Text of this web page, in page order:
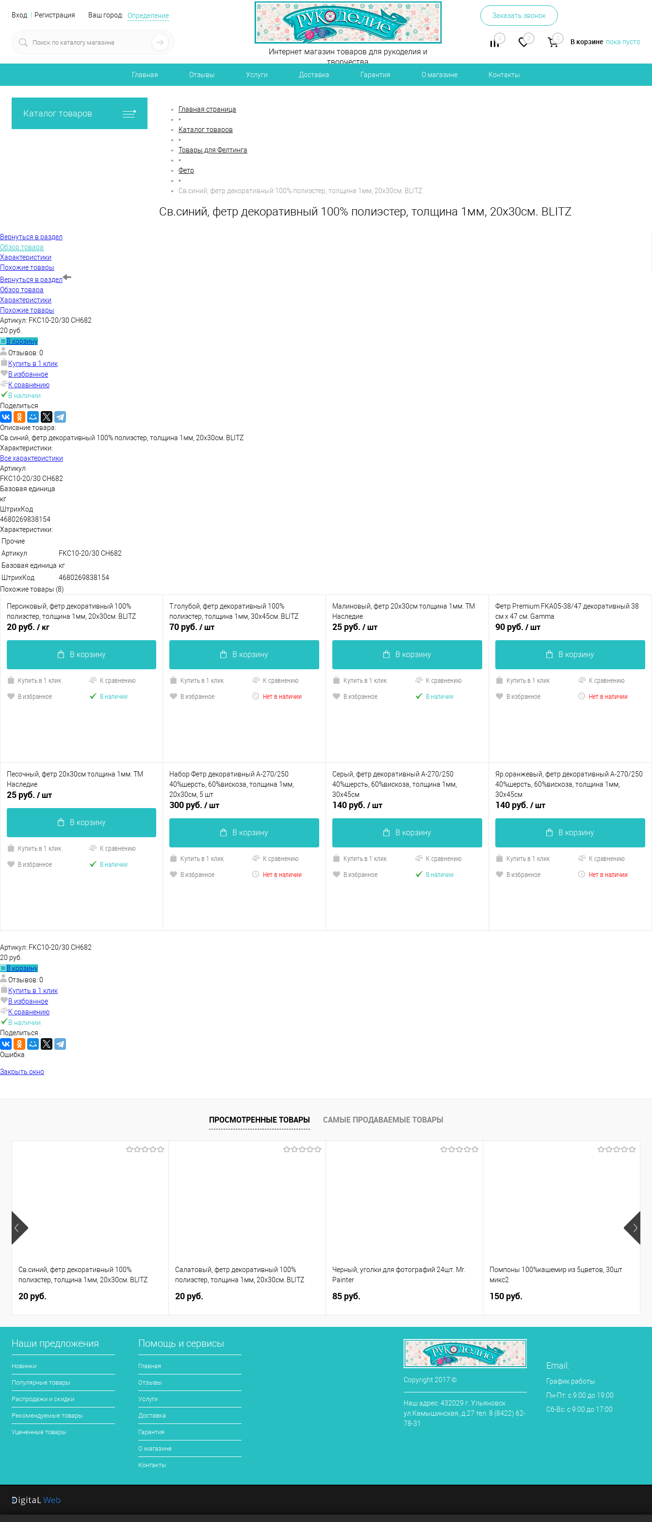
Вход Регистрация Ваш город: Определение Заказать звонок
0 0 0 В корзине пока пусто
Интернет магазин товаров для рукоделия и
творчества
Главная Отзывы Услуги Доставка Гарантия О магазине Контакты
Каталог товаров
Главная страница
•
Каталог товаров
•
Товары для Фелтинга
•
Фетр
•
Св.синий, фетр декоративный 100% полиэcтер, толщина 1мм, 20х30см. BLITZ
Св.синий, фетр декоративный 100% полиэcтер, толщина 1мм, 20х30см. BLITZ
Вернуться в раздел
Обзор товара
Характеристики
Похожие товары
Вернуться в раздел
Обзор товара
Характеристики
Похожие товары
Артикул: FKC10-20/30 CH682
20 руб.
В корзину
Отзывов: 0
Купить в 1 клик
В избранное
К сравнению
В наличии
Поделиться
Описание товара:
Св.синий, фетр декоративный 100% полиэcтер, толщина 1мм, 20х30см. BLITZ
Характеристики:
Все характеристики
Артикул
FKC10-20/30 CH682
Базовая единица
кг
ШтрихКод
4680269838154
Характеристики:
Прочие
Артикул
FKC10-20/30 CH682
Базовая единица кг
ШтрихКод
4680269838154
Похожие товары (8)
Персиковый, фетр декоративный 100%
полиэcтер, толщина 1мм, 20х30см. BLITZ
20 руб. / кг
В корзину
Купить в 1 клик
К сравнению
В избранное
В наличии
Т.голубой, фетр декоративный 100%
полиэcтер, толщина 1мм, 30х45см. BLITZ
70 руб. / шт
В корзину
Купить в 1 клик
К сравнению
В избранное
Нет в наличии
Малиновый, фетр 20х30см толщина 1мм. ТМ
Наследие
25 руб. / шт
В корзину
Купить в 1 клик
К сравнению
В избранное
В наличии
Фетр Premium FKA05-38/47 декоративный 38
см х 47 см. Gamma
90 руб. / шт
В корзину
Купить в 1 клик
К сравнению
В избранное
Нет в наличии
Песочный, фетр 20х30см толщина 1мм. ТМ
Наследие
25 руб. / шт
В корзину
Купить в 1 клик
К сравнению
В избранное
В наличии
Набор Фетр декоративный А-270/250
40%шерсть, 60%вискоза, толщина 1мм,
20х30см, 5 шт
300 руб. / шт
В корзину
Купить в 1 клик
К сравнению
В избранное
Нет в наличии
Серый, фетр декоративный А-270/250
40%шерсть, 60%вискоза, толщина 1мм,
30х45см
140 руб. / шт
В корзину
Купить в 1 клик
К сравнению
В избранное
В наличии
Яр.оранжевый, фетр декоративный А-270/250
40%шерсть, 60%вискоза, толщина 1мм,
30х45см
140 руб. / шт
В корзину
Купить в 1 клик
К сравнению
В избранное
Нет в наличии
Артикул: FKC10-20/30 CH682
20 руб.
В корзину
Отзывов: 0
Купить в 1 клик
В избранное
К сравнению
В наличии
Поделиться
Ошибка
Закрыть окно
ПРОСМОТРЕННЫЕ ТОВАРЫ САМЫЕ ПРОДАВАЕМЫЕ ТОВАРЫ
Св.синий, фетр декоративный 100%
полиэcтер, толщина 1мм, 20х30см. BLITZ
20 руб.
Салатовый, фетр декоративный 100%
полиэcтер, толщина 1мм, 20х30см. BLITZ
20 руб.
Черный, уголки для фотографий 24шт. Mr.
Painter
85 руб.
Помпоны 100%кашемир из 5цветов, 30шт
микс2
150 руб.
Наши предложения
Новинки
Популярные товары
Распродажи и скидки
Рекомендуемые товары
Уцененные товары
Помощь и сервисы
Главная
Отзывы
Услуги
Доставка
Гарантия
О магазине
Контакты
Copyright 2017 ©
Наш адрес: 432029 г. Ульяновск
ул.Камышинская, д.27 тел. 8 (8422) 62-
78-31
Email:
График работы
Пн-Пт: с 9:00 до 19:00
Сб-Вс: с 9:00 до 17:00